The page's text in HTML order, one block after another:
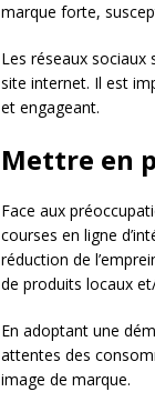
marque forte,
Les réseaux
site internet. Il est
et engageant.
Mettre en
Face aux
courses en ligne
réduction de
de produits locaux
En adoptant une
attentes des
image de marque.